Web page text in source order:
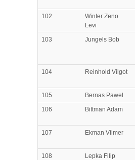
102
Winter Zeno
Levi
103 Jungels Bob
104 Reinhold Vilgot
105 Bernas Pawel
106
Bittman Adam
107 Ekman Vilmer
108 Lepka Filip